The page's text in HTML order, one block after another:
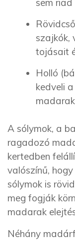
szajkók,
tojásait
Holló
kedveli
A sólymok, a
ragadozó
kertedben
valószínű,
sólymok is
meg fogják
madarak
Néhány